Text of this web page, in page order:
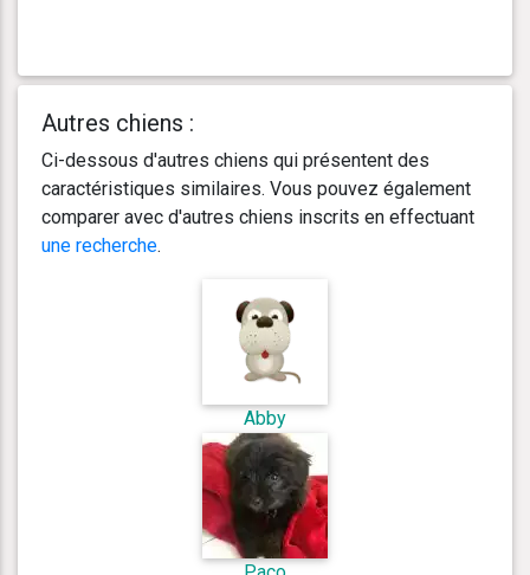
Autres chiens :
Ci-dessous d'autres chiens qui présentent des
caractéristiques similaires. Vous pouvez également
comparer avec d'autres chiens inscrits en effectuant
une recherche.
Abby